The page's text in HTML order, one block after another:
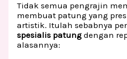
Tidak semua pengrajin
membuat patung yang
artistik. Itulah sebabnya
spesialis patung dengan
alasannya: